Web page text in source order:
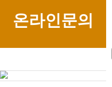
온라인문의